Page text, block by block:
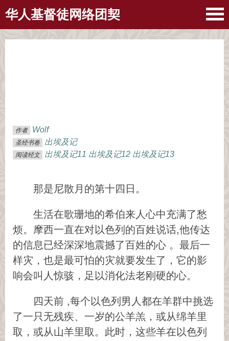
华人基督徒网络团契
作者 Wolf
圣经书卷 出埃及记
阅读经文 出埃及记11 出埃及记12 出埃及记13
那是尼散月的第十四日。
生活在歌珊地的希伯来人心中充满了愁
烦。摩西一直在对以色列的百姓说话,他传达
的信息已经深深地震撼了百姓的心 。最后一
样灾，也是最可怕的灾就要发生了，它的影
响会叫人惊骇，足以消化法老刚硬的心。
四天前 ,每个以色列男人都在羊群中挑选
了一只无残疾、一岁的公羊羔，或从绵羊里
取，或从山羊里取。此时，这些羊在以色列